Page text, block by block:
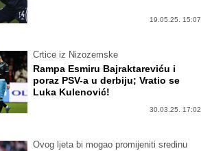
19.05.25. 15:07
Crtice iz Nizozemske
Rampa Esmiru Bajraktareviću i
poraz PSV-a u derbiju; Vratio se
Luka Kulenović!
30.03.25. 17:02
Ovog ljeta bi mogao promijeniti sredinu